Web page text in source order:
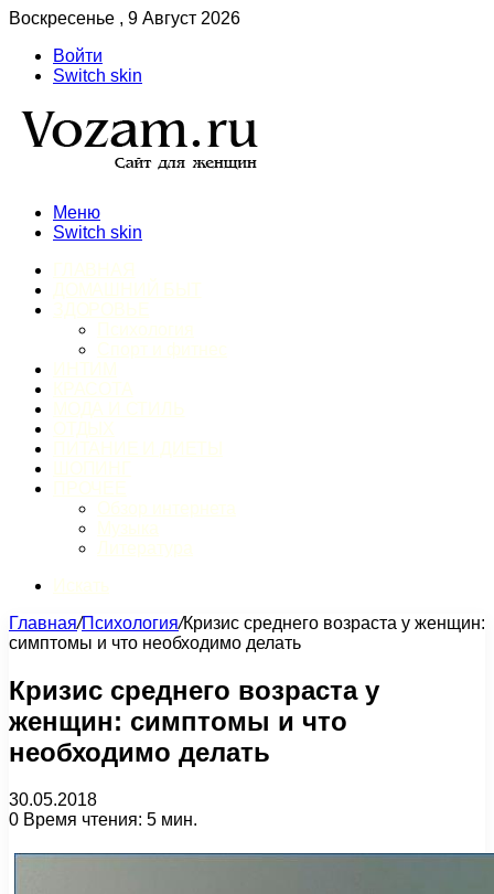
Воскресенье , 9 Август 2026
Войти
Switch skin
Меню
Switch skin
Главная/Психология/Кризис среднего возраста у женщин:
симптомы и что необходимо делать
Кризис среднего возраста у
женщин: симптомы и что
необходимо делать
30.05.2018
0 Время чтения: 5 мин.